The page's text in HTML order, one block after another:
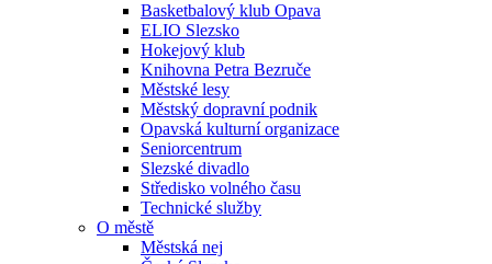
Basketbalový klub Opava
ELIO Slezsko
Hokejový klub
Knihovna Petra Bezruče
Městské lesy
Městský dopravní podnik
Opavská kulturní organizace
Seniorcentrum
Slezské divadlo
Středisko volného času
Technické služby
O městě
Městská nej